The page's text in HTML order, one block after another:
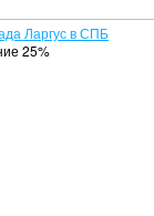
Ларгус в СПБ
25%